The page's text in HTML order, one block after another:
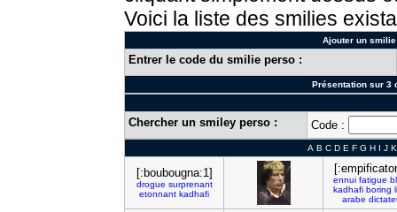
Voici la liste des smilies
Ajouter un
Entrer le code du smilie perso :
Présentation sur 3
Chercher un smiley perso : Code :
A B C D E F G H I J K
[:boubougna:1]
drogue surprenant
etonnant kadhafi
ennui fatigue
kadhafi boring
arabe